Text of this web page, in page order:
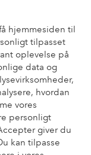
hjemmesiden til
tilpasset
oplevelse på
data og
hvordan
vores
personligt
giver du
kan tilpasse
del op